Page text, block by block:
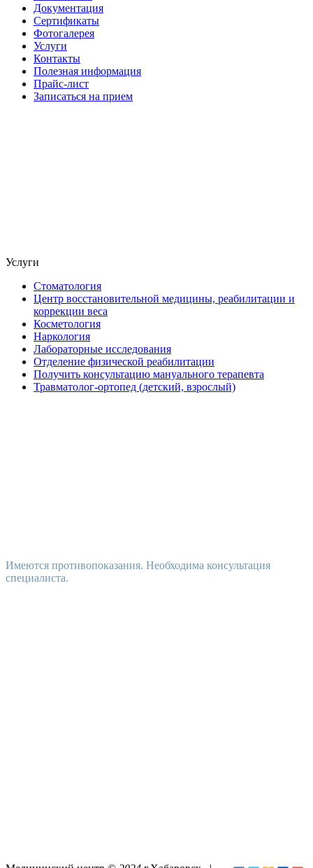
Документация
Сертификаты
Фотогалерея
Услуги
Контакты
Полезная информация
Прайс-лист
Записаться на прием
Услуги
Стоматология
Центр восстановительной медицины, реабилитации и
коррекции веса
Косметология
Наркология
Лабораторные исследования
Отделение физической реабилитации
Получить консультацию мануального терапевта
Травматолог-ортопед (детский, взрослый)
Имеются противопоказания. Необходима консультация
специалиста.